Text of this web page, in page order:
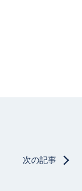
次の記事